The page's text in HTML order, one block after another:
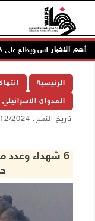
أهم الاخبار
بلدي نابلس ويطلع على خطط
الرئيسية
العدوان
تاريخ النشر: 18/12/2024 11:24 ص
6 شهداء